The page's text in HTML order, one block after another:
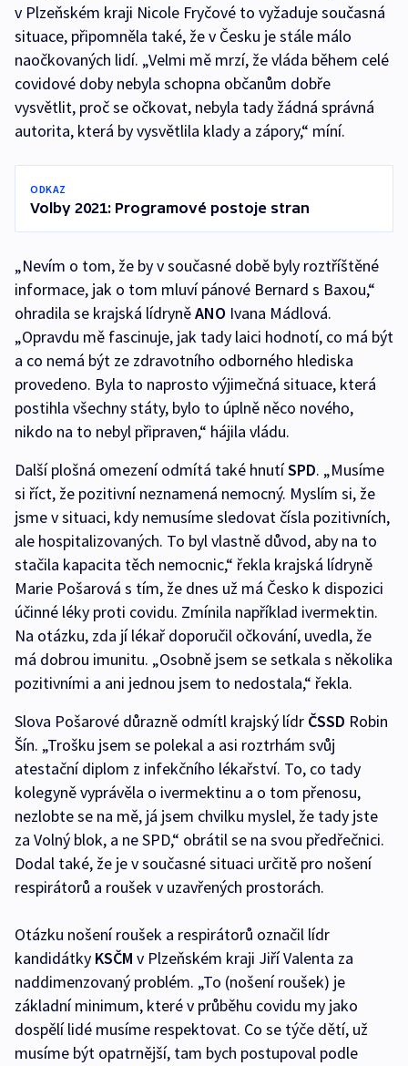
v Plzeňském kraji Nicole Fryčové to vyžaduje současná
situace, připomněla také, že v Česku je stále málo
naočkovaných lidí. „Velmi mě mrzí, že vláda během celé
covidové doby nebyla schopna občanům dobře
vysvětlit, proč se očkovat, nebyla tady žádná správná
autorita, která by vysvětlila klady a zápory,“ míní.
ODKAZ
Volby 2021: Programové postoje stran
„Nevím o tom, že by v současné době byly roztříštěné
informace, jak o tom mluví pánové Bernard s Baxou,“
ohradila se krajská lídryněANO Ivana Mádlová.
„Opravdu mě fascinuje, jak tady laici hodnotí, co má být
a co nemá být ze zdravotního odborného hlediska
provedeno. Byla to naprosto výjimečná situace, která
postihla všechny státy, bylo to úplně něco nového,
nikdo na to nebyl připraven,“ hájila vládu.
Další plošná omezení odmítá také hnutíSPD. „Musíme
si říct, že pozitivní neznamená nemocný. Myslím si, že
jsme v situaci, kdy nemusíme sledovat čísla pozitivních,
ale hospitalizovaných. To byl vlastně důvod, aby na to
stačila kapacita těch nemocnic,“ řekla krajská lídryně
Marie Pošarová s tím, že dnes už má Česko k dispozici
účinné léky proti covidu. Zmínila například ivermektin.
Na otázku, zda jí lékař doporučil očkování, uvedla, že
má dobrou imunitu. „Osobně jsem se setkala s několika
pozitivními a ani jednou jsem to nedostala,“ řekla.
Slova Pošarové důrazně odmítl krajský lídr ČSSD Robin
Šín. „Trošku jsem se polekal a asi roztrhám svůj
atestační diplom z infekčního lékařství. To, co tady
kolegyně vyprávěla o ivermektinu a o tom přenosu,
nezlobte se na mě, já jsem chvilku myslel, že tady jste
za Volný blok, a ne SPD,“ obrátil se na svou předřečnici.
Dodal také, že je v současné situaci určitě pro nošení
respirátorů a roušek v uzavřených prostorách.
Otázku nošení roušek a respirátorů označil lídr
kandidátky KSČM v Plzeňském kraji Jiří Valenta za
naddimenzovaný problém. „To (nošení roušek) je
základní minimum, které v průběhu covidu my jako
dospělí lidé musíme respektovat. Co se týče dětí, už
musíme být opatrnější, tam bych postupoval podle